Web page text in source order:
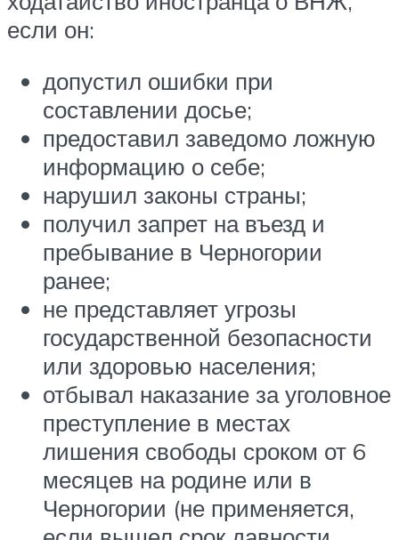
если он:
допустил ошибки при
составлении досье;
предоставил заведомо ложную
информацию о себе;
нарушил законы страны;
получил запрет на въезд и
пребывание в Черногории
ранее;
не представляет угрозы
государственной безопасности
или здоровью населения;
отбывал наказание за уголовное
преступление в местах
лишения свободы сроком от 6
месяцев на родине или в
Черногории (не применяется,